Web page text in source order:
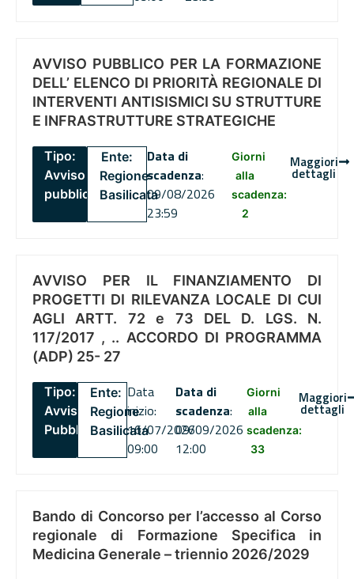
AVVISO PUBBLICO PER LA FORMAZIONE
DELL’ ELENCO DI PRIORITÀ REGIONALE DI
INTERVENTI ANTISISMICI SU STRUTTURE
E INFRASTRUTTURE STRATEGICHE
Tipo:
Avviso
pubblico
Ente:
Regione
Basilicata
Data di
scadenza:
09/08/2026
23:59
Giorni
alla
scadenza:
2
Maggiori
dettagli
AVVISO PER IL FINANZIAMENTO DI
PROGETTI DI RILEVANZA LOCALE DI CUI
AGLI ARTT. 72 e 73 DEL D. LGS. N.
117/2017 , .. ACCORDO DI PROGRAMMA
(ADP) 25- 27
Tipo:
Avviso
Pubblico
Ente:
Regione
Basilicata
Data
inizio:
16/07/2026
09:00
Data di
scadenza:
09/09/2026
12:00
Giorni
alla
scadenza:
33
Maggiori
dettagli
Bando di Concorso per l’accesso al Corso
regionale di Formazione Specifica in
Medicina Generale – triennio 2026/2029